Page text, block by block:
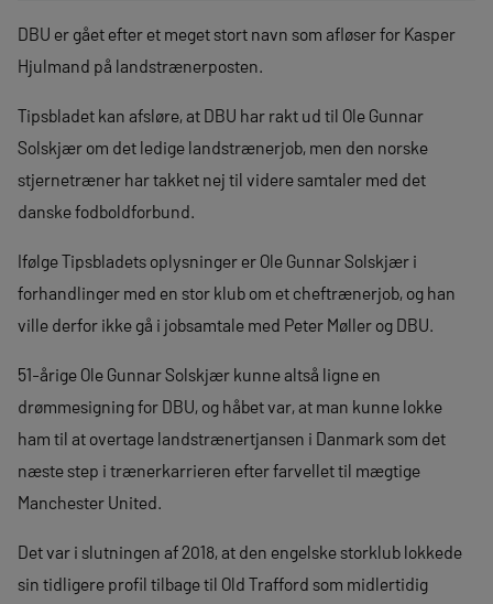
DBU er gået efter et meget stort navn som afløser for Kasper
Hjulmand på landstrænerposten.
Tipsbladet kan afsløre, at DBU har rakt ud til Ole Gunnar
Solskjær om det ledige landstrænerjob, men den norske
stjernetræner har takket nej til videre samtaler med det
danske fodboldforbund.
Ifølge Tipsbladets oplysninger er Ole Gunnar Solskjær i
forhandlinger med en stor klub om et cheftrænerjob, og han
ville derfor ikke gå i jobsamtale med Peter Møller og DBU.
51-årige Ole Gunnar Solskjær kunne altså ligne en
drømmesigning for DBU, og håbet var, at man kunne lokke
ham til at overtage landstrænertjansen i Danmark som det
næste step i trænerkarrieren efter farvellet til mægtige
Manchester United.
Det var i slutningen af 2018, at den engelske storklub lokkede
sin tidligere profil tilbage til Old Trafford som midlertidig